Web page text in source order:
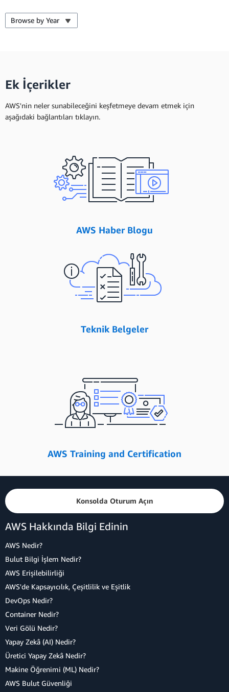
Browse by Year
Ek İçerikler
AWS'nin neler sunabileceğini keşfetmeye devam etmek için
aşağıdaki bağlantıları tıklayın.
AWS Haber Blogu
Teknik Belgeler
AWS Training and Certification
Konsolda Oturum Açın
AWS Hakkında Bilgi Edinin
AWS Nedir?
Bulut Bilgi İşlem Nedir?
AWS Erişilebilirliği
AWS'de Kapsayıcılık, Çeşitlilik ve Eşitlik
DevOps Nedir?
Container Nedir?
Veri Gölü Nedir?
Yapay Zekâ (AI) Nedir?
Üretici Yapay Zekâ Nedir?
Makine Öğrenimi (ML) Nedir?
AWS Bulut Güvenliği